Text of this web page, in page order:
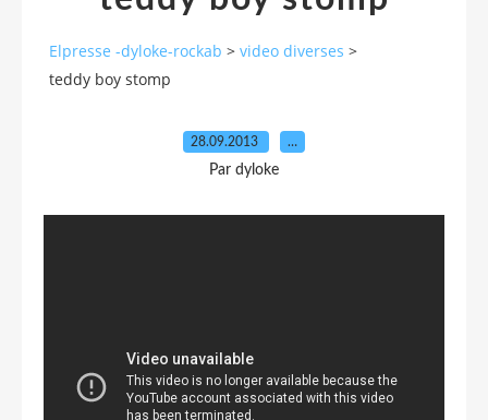
Elpresse -dyloke-rockab > video diverses >
teddy boy stomp
28.09.2013 …
Par dyloke